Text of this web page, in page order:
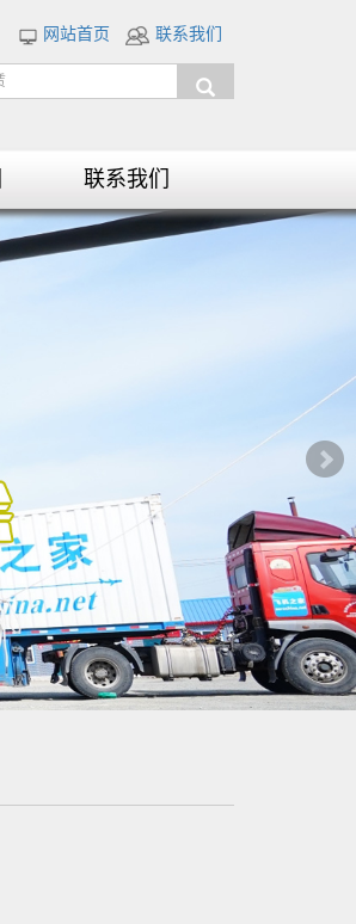
网站首页 联系我们
联系我们